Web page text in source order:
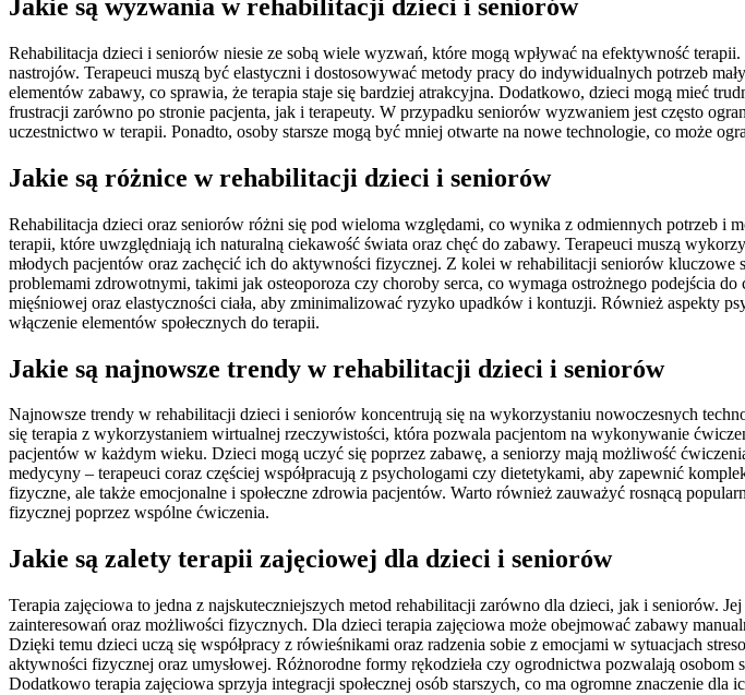
Jakie są wyzwania w rehabilitacji dzieci i seniorów
Rehabilitacja dzieci i seniorów niesie ze sobą wiele wyzwań, które mogą wpływać na efektywność
nastrojów. Terapeuci muszą być elastyczni i dostosowywać metody pracy do indywidualnych potrzeb
elementów zabawy, co sprawia, że terapia staje się bardziej atrakcyjna. Dodatkowo, dzieci mogą mieć
frustracji zarówno po stronie pacjenta, jak i terapeuty. W przypadku seniorów wyzwaniem jest często
uczestnictwo w terapii. Ponadto, osoby starsze mogą być mniej otwarte na nowe technologie, co może
Jakie są różnice w rehabilitacji dzieci i seniorów
Rehabilitacja dzieci oraz seniorów różni się pod wieloma względami, co wynika z odmiennych potrzeb
terapii, które uwzględniają ich naturalną ciekawość świata oraz chęć do zabawy. Terapeuci muszą
młodych pacjentów oraz zachęcić ich do aktywności fizycznej. Z kolei w rehabilitacji seniorów kluczowe
problemami zdrowotnymi, takimi jak osteoporoza czy choroby serca, co wymaga ostrożnego podejścia
mięśniowej oraz elastyczności ciała, aby zminimalizować ryzyko upadków i kontuzji. Również aspekty
włączenie elementów społecznych do terapii.
Jakie są najnowsze trendy w rehabilitacji dzieci i seniorów
Najnowsze trendy w rehabilitacji dzieci i seniorów koncentrują się na wykorzystaniu nowoczesnych
się terapia z wykorzystaniem wirtualnej rzeczywistości, która pozwala pacjentom na wykonywanie
pacjentów w każdym wieku. Dzieci mogą uczyć się poprzez zabawę, a seniorzy mają możliwość
medycyny – terapeuci coraz częściej współpracują z psychologami czy dietetykami, aby zapewnić
fizyczne, ale także emocjonalne i społeczne zdrowia pacjentów. Warto również zauważyć rosnącą
fizycznej poprzez wspólne ćwiczenia.
Jakie są zalety terapii zajęciowej dla dzieci i seniorów
Terapia zajęciowa to jedna z najskuteczniejszych metod rehabilitacji zarówno dla dzieci, jak i seniorów.
zainteresowań oraz możliwości fizycznych. Dla dzieci terapia zajęciowa może obejmować zabawy
Dzięki temu dzieci uczą się współpracy z rówieśnikami oraz radzenia sobie z emocjami w sytuacjach
aktywności fizycznej oraz umysłowej. Różnorodne formy rękodzieła czy ogrodnictwa pozwalają
Dodatkowo terapia zajęciowa sprzyja integracji społecznej osób starszych, co ma ogromne znaczenie dla